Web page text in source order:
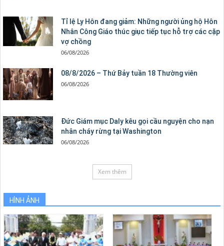
Tỉ lệ Ly Hôn đang giảm: Những người ủng hộ Hôn
Nhân Công Giáo thúc giục tiếp tục hỗ trợ các cặp
vợ chồng
06/08/2026
08/8/2026 – Thứ Bảy tuần 18 Thường viên
06/08/2026
Đức Giám mục Daly kêu gọi cầu nguyện cho nạn
nhân cháy rừng tại Washington
06/08/2026
Xem thêm
HÌNH ẢNH